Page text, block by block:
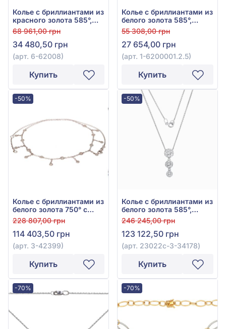
Колье с бриллиантами из
красного золота 585°,
бриллиант 0,12ct, арт. 6-
62008
68 961,00 грн
34 480,50 грн
(арт. 6-62008)
Купить
Колье с бриллиантами из
белого золота 585°,
Бриллиант 0,04ct, арт. 1-
6200001.2.5
55 308,00 грн
27 654,00 грн
(арт. 1-6200001.2.5)
Купить
-50%
Колье с бриллиантами из
белого золота 750° с
бриллиантом 0,6ct, арт.
3-42399
228 807,00 грн
114 403,50 грн
(арт. 3-42399)
Купить
-50%
Колье с бриллиантами из
белого золота 585°,
бриллиант 1,21ct, арт.
23022c-3-34178
246 245,00 грн
123 122,50 грн
(арт. 23022c-3-34178)
Купить
-70% -70%